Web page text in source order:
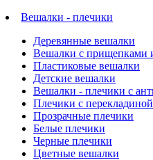
Вешалки - плечики
Деревянные вешалки
Вешалки с прищепками
Пластиковые вешалки
Детские вешалки
Вешалки - плечики с
Плечики с перекладиной
Прозрачные плечики
Белые плечики
Черные плечики
Цветные вешалки